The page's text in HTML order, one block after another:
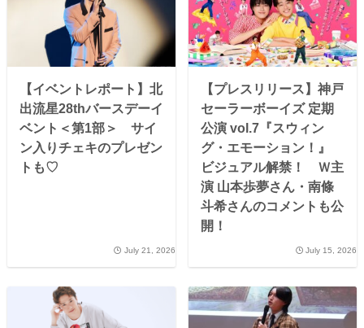
【イベントレポート】北
出流星28thバースデーイ
ベント＜第1部＞ サイ
ン入りチェキのプレゼン
トも♡
July 21, 2026
【プレスリリース】神戸
セーラーボーイズ 定期
公演 vol.7『スウィン
グ・エモーション！』
ビジュアル解禁！ Ｗ主
演 山本歩夢さん・南條
斗希さんのコメントも公
開！
July 15, 2026